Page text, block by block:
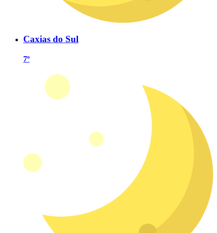
Caxias do Sul
7º